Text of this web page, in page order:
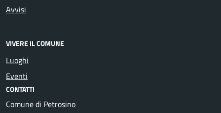
Avvisi
VIVERE IL COMUNE
Luoghi
Eventi
CONTATTI
Comune di Petrosino